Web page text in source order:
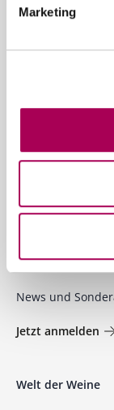
Marketing
Telefon 041
Kontaktformular
Newsletter
News und
Jetzt anmelden
Welt der Weine